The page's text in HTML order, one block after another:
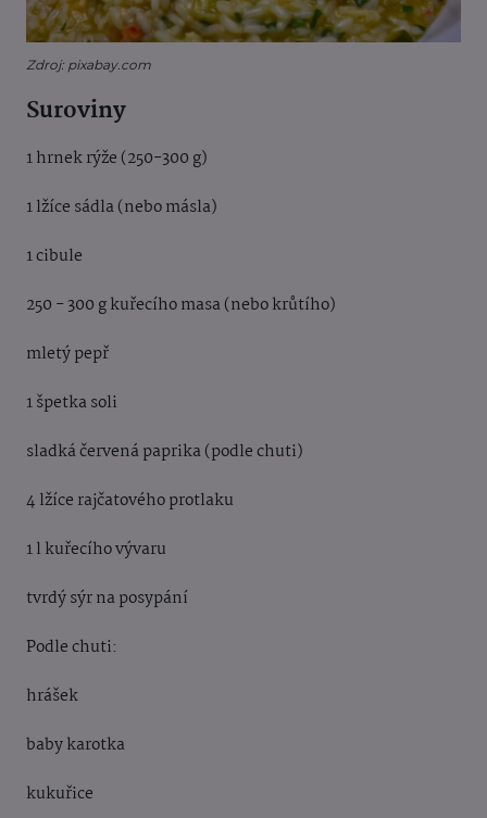
Zdroj: pixabay.com
Suroviny
1 hrnek rýže (250-300 g)
1 lžíce sádla (nebo másla)
1 cibule
250 - 300 g kuřecího masa (nebo krůtího)
mletý pepř
1 špetka soli
sladká červená paprika (podle chuti)
4 lžíce rajčatového protlaku
1 l kuřecího vývaru
tvrdý sýr na posypání
Podle chuti:
hrášek
baby karotka
kukuřice